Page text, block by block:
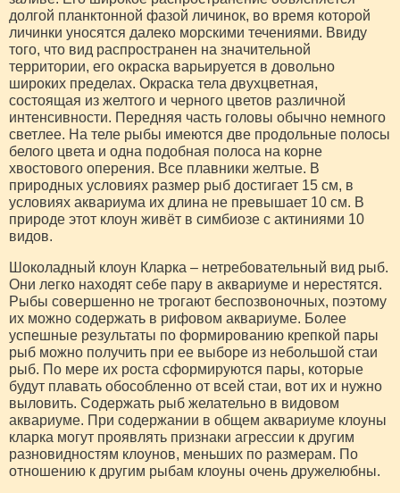
долгой планктонной фазой личинок, во время которой
личинки уносятся далеко морскими течениями. Ввиду
того, что вид распространен на значительной
территории, его окраска варьируется в довольно
широких пределах. Окраска тела двухцветная,
состоящая из желтого и черного цветов различной
интенсивности. Передняя часть головы обычно немного
светлее. На теле рыбы имеются две продольные полосы
белого цвета и одна подобная полоса на корне
хвостового оперения. Все плавники желтые. В
природных условиях размер рыб достигает 15 см, в
условиях аквариума их длина не превышает 10 см. В
природе этот клоун живёт в симбиозе с актиниями 10
видов.
Шоколадный клоун Кларка – нетребовательный вид рыб.
Они легко находят себе пару в аквариуме и нерестятся.
Рыбы совершенно не трогают беспозвоночных, поэтому
их можно содержать в рифовом аквариуме. Более
успешные результаты по формированию крепкой пары
рыб можно получить при ее выборе из небольшой стаи
рыб. По мере их роста сформируются пары, которые
будут плавать обособленно от всей стаи, вот их и нужно
выловить. Содержать рыб желательно в видовом
аквариуме. При содержании в общем аквариуме клоуны
кларка могут проявлять признаки агрессии к другим
разновидностям клоунов, меньших по размерам. По
отношению к другим рыбам клоуны очень дружелюбны.